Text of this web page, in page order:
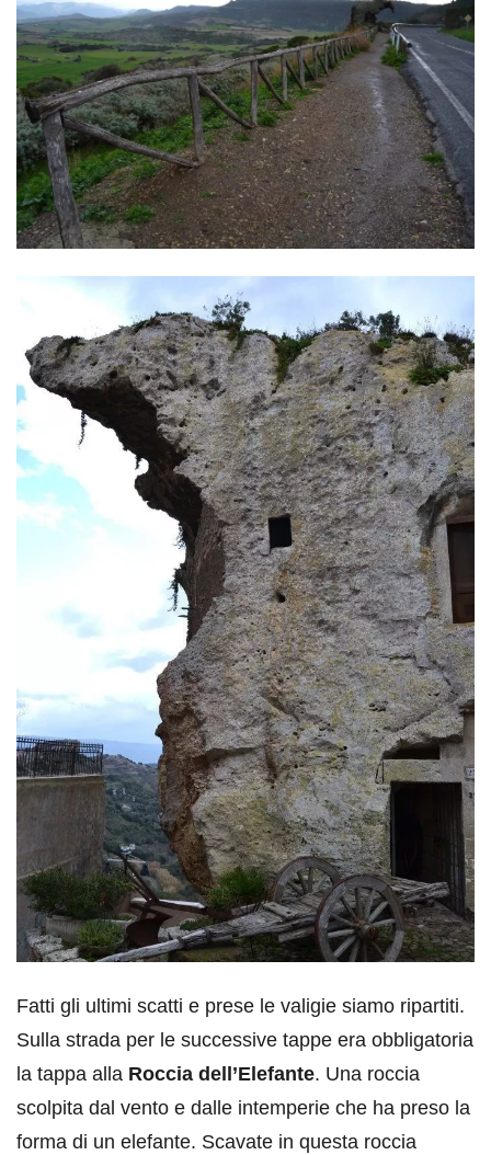
Fatti gli ultimi scatti e prese le valigie siamo ripartiti.
Sulla strada per le successive tappe era obbligatoria
la tappa alla Roccia dell’Elefante. Una roccia
scolpita dal vento e dalle intemperie che ha preso la
forma di un elefante. Scavate in questa roccia